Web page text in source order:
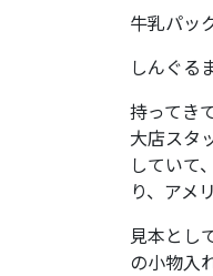
牛乳パッ
しんぐる
持ってき
大店スタ
していて
り、アメ
見本とし
の小物入